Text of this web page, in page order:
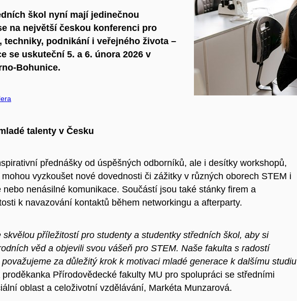
škol nyní mají jedinečnou
na největší českou konferenci pro
techniky, podnikání i veřejného života –
se uskuteční 5. a 6. února 2026 v
Bohunice.
talenty v Česku
přednášky od úspěšných odborníků, ale i desítky workshopů,
vyzkoušet nové dovednosti či zážitky v různých oborech STEM i
nenásilné komunikace. Součástí jsou také stánky firem a
k navazování kontaktů během networkingu a afterparty.
skvělou příležitostí pro studenty a studentky středních škol, aby si
věd a objevili svou vášeň pro STEM. Naše fakulta s radostí
za důležitý krok k motivaci mladé generace k dalšímu studiu
Přírodovědecké fakulty MU pro spolupráci se středními
oblast a celoživotní vzdělávání, Markéta Munzarová.